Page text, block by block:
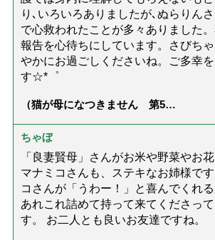
り､いろいろありましたが､ぬらりん
で心救われたことが多々ありました
報告を心待ちにしています。さびち
やかにお過ごしくださいね。ご多幸
す☆*゜
（猫が母になつきません 第500
ちゃぼ
「良妻賢母」さんがお米や野菜やお
マナミコさんも、ステキなお姉様で
コさんが「うわー！」と喜んでくれる
あれこれ詰めて持って来てくださっ
す。 お二人とも良いお友達ですね。